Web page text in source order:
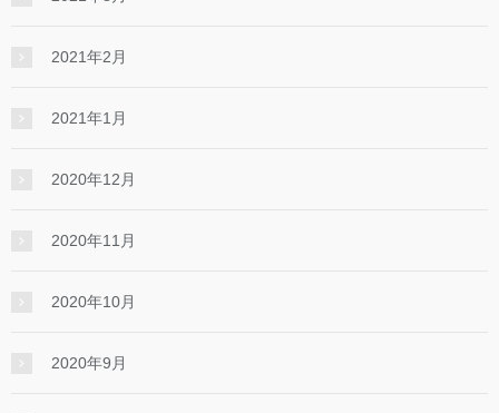
2021年2月
2021年1月
2020年12月
2020年11月
2020年10月
2020年9月